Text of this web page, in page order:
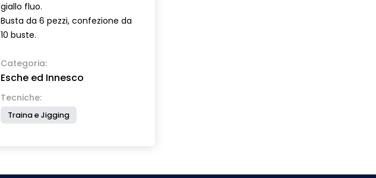
giallo fluo.
Busta da 6 pezzi, confezione da
10 buste.
Categoria:
Esche ed Innesco
Tecniche:
Traina e Jigging